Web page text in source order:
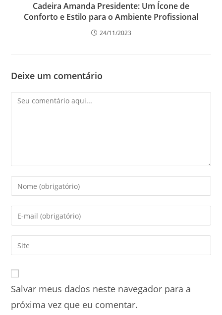
Cadeira Amanda Presidente: Um Ícone de
Conforto e Estilo para o Ambiente Profissional
24/11/2023
Deixe um comentário
Salvar meus dados neste navegador para a
próxima vez que eu comentar.